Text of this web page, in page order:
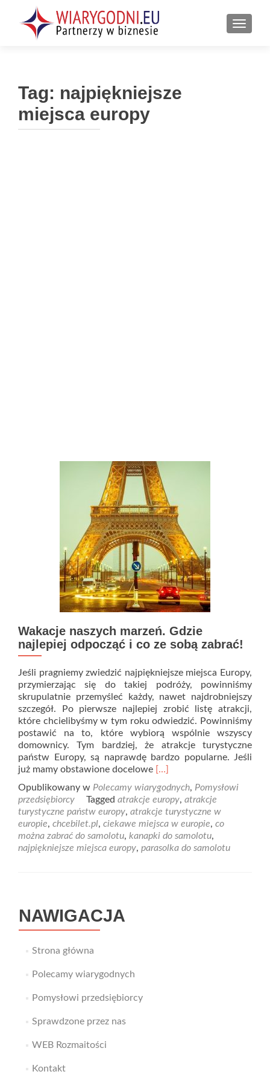
Tag: najpiękniejsze
miejsca europy
Wakacje naszych marzeń. Gdzie
najlepiej odpocząć i co ze sobą zabrać!
Jeśli pragniemy zwiedzić najpiękniejsze miejsca Europy,
przymierzając się do takiej podróży, powinniśmy
skrupulatnie przemyśleć każdy, nawet najdrobniejszy
szczegół. Po pierwsze najlepiej zrobić listę atrakcji,
które chcielibyśmy w tym roku odwiedzić. Powinniśmy
postawić na to, które wybiorą wspólnie wszyscy
domownicy. Tym bardziej, że atrakcje turystyczne
państw Europy, są naprawdę bardzo popularne. Jeśli
już mamy obstawione docelowe Read
about
Wakacje
naszych
marzeń.
Gdzie
najlepiej
[…]
Opublikowany w Polecamy wiarygodnych, Pomysłowi
przedsiębiorcy
Tagged atrakcje europy, atrakcje
turystyczne państw europy, atrakcje turystyczne w
europie, chcebilet.pl, ciekawe miejsca w europie, co
można zabrać do samolotu, kanapki do samolotu,
najpiękniejsze miejsca europy, parasolka do samolotu
NAWIGACJA
Strona główna
Polecamy wiarygodnych
Pomysłowi przedsiębiorcy
Sprawdzone przez nas
WEB Rozmaitości
Kontakt